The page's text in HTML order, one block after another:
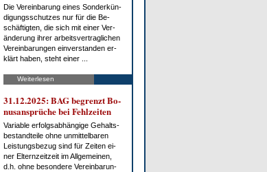
Die Ver­ein­ba­rung ei­nes Son­der­kün­
di­gungs­schut­zes nur für die Be­
schäf­tig­ten, die sich mit ei­ner Ver­
än­de­rung ih­rer ar­beits­ver­trag­li­chen
Ver­ein­ba­run­gen ein­ver­stan­den er­
klärt ha­ben, steht ei­ner ...
Weiterlesen
31.12.2025: BAG be­grenzt Bo­
nus­an­sprü­che bei Fehl­zei­ten
Va­ria­ble er­folgs­ab­hän­gi­ge Ge­halts­
be­stand­tei­le oh­ne un­mit­tel­ba­ren
Leis­tungs­be­zug sind für Zei­ten ei­
ner El­tern­zeit­zeit im All­ge­mei­nen,
d.h. oh­ne be­son­de­re Ver­ein­ba­run­